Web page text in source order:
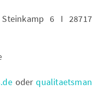
6 I 28717
oderqualitaetsman